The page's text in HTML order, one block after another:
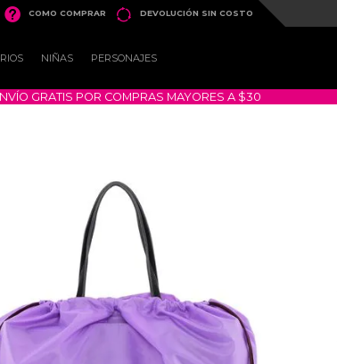
 COMO COMPRAR  DEVOLUCIÓN SIN COSTO
NIÑAS PERSONAJES
GRATIS POR COMPRAS MAYORES A $30